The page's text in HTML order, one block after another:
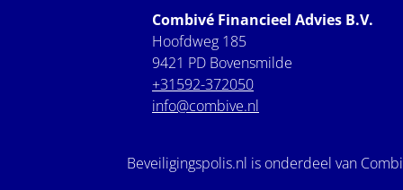
Combivé Financieel Advies B.V.
Hoofdweg 185
9421 PD Bovensmilde
+31592-372050
info@combive.nl
Beveiligingspolis.nl is onderdeel van